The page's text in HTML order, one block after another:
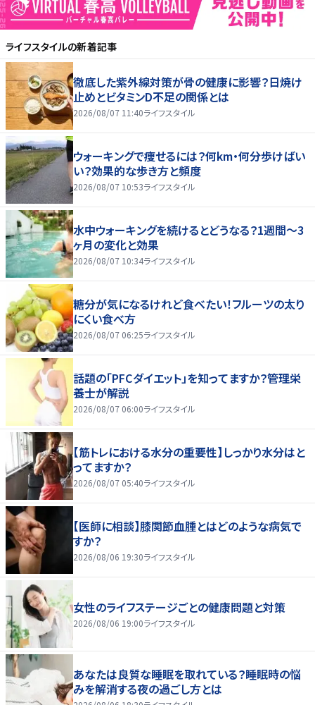
ライフスタイルの新着記事
徹底した紫外線対策が骨の健康に影響？日焼け
止めとビタミンD不足の関係とは
2026/08/07 11:40ライフスタイル
ウォーキングで痩せるには？何km・何分歩けばい
い？効果的な歩き方と頻度
2026/08/07 10:53ライフスタイル
水中ウォーキングを続けるとどうなる？1週間～3
ヶ月の変化と効果
2026/08/07 10:34ライフスタイル
糖分が気になるけれど食べたい！フルーツの太り
にくい食べ方
2026/08/07 06:25ライフスタイル
話題の「PFCダイエット」を知ってますか？管理栄
養士が解説
2026/08/07 06:00ライフスタイル
【筋トレにおける水分の重要性】しっかり水分はと
ってますか？
2026/08/07 05:40ライフスタイル
【医師に相談】膝関節血腫とはどのような病気で
すか？
2026/08/06 19:30ライフスタイル
女性のライフステージごとの健康問題と対策
2026/08/06 19:00ライフスタイル
あなたは良質な睡眠を取れている？睡眠時の悩
みを解消する夜の過ごし方とは